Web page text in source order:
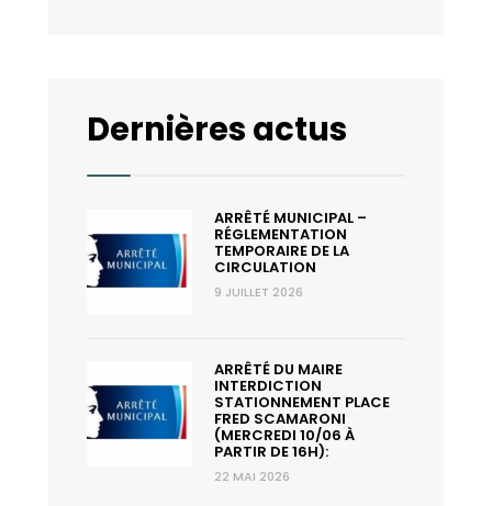
Dernières actus
ARRÊTÉ MUNICIPAL –
RÉGLEMENTATION
TEMPORAIRE DE LA
CIRCULATION
9 JUILLET 2026
ARRÊTÉ DU MAIRE
INTERDICTION
STATIONNEMENT PLACE
FRED SCAMARONI
(MERCREDI 10/06 À
PARTIR DE 16H):
22 MAI 2026